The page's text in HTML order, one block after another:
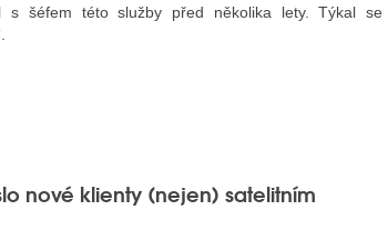
šéfem této služby před několika lety. Týkal se
nové klienty (nejen) satelitním